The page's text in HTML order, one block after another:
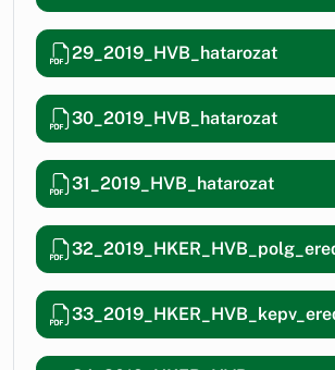
29_2019_HVB_hatarozat
30_2019_HVB_hatarozat
31_2019_HVB_hatarozat